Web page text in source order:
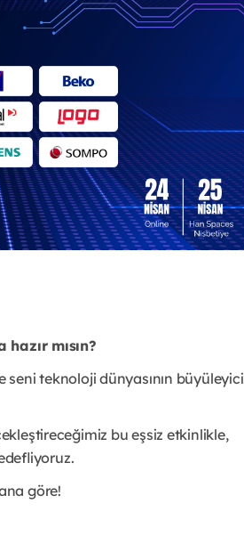
mısın?
seni teknoloji dünyasının büyüleyici
bu eşsiz etkinlikle,
göre!